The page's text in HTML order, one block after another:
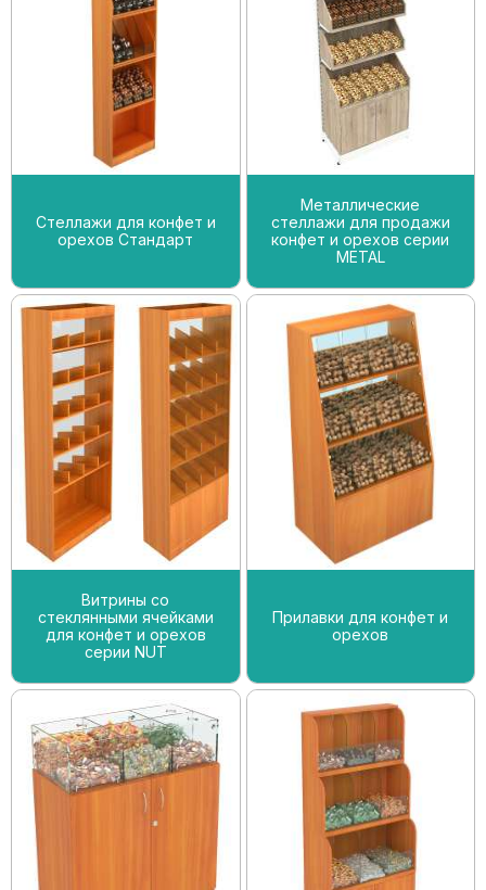
Стеллажи для конфет и
орехов Стандарт
Металлические
стеллажи для продажи
конфет и орехов серии
METAL
Витрины со
стеклянными ячейками
для конфет и орехов
серии NUT
Прилавки для конфет и
орехов